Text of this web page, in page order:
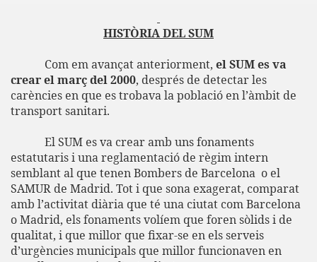
HISTÒRIA DEL SUM
Com em avançat anteriorment, el SUM es va
crear el març del 2000, després de detectar les
carències en que es trobava la població en l’àmbit de
transport sanitari.
El SUM es va crear amb uns fonaments
estatutaris i una reglamentació de règim intern
semblant al que tenen Bombers de Barcelona o el
SAMUR de Madrid. Tot i que sona exagerat, comparat
amb l’activitat diària que té una ciutat com Barcelona
o Madrid, els fonaments volíem que foren sòlids i de
qualitat, i que millor que fixar-se en els serveis
d’urgències municipals que millor funcionaven en